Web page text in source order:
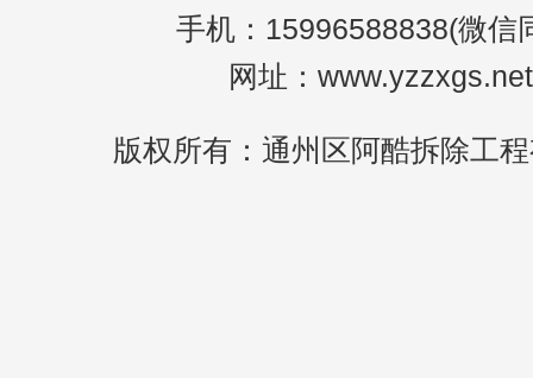
手机：15996588838(微信
网址：www.yzzxgs.net
版权所有：通州区阿酷拆除工